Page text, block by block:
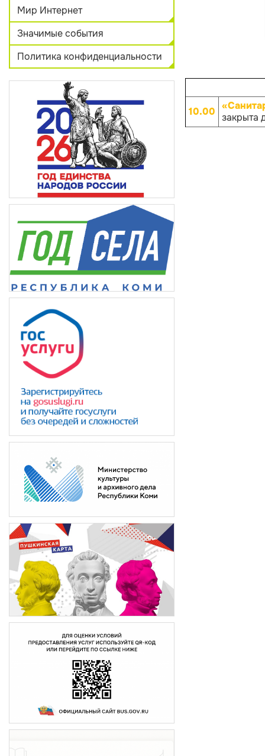
Мир Интернет
Значимые события
Политика конфиденциальности
10.00 закрыта